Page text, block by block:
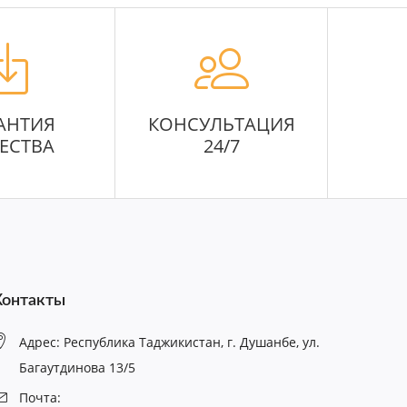
КОНСУЛЬТАЦИЯ
24/7
Адрес: Республика Таджикистан, г. Душанбе, ул.
Багаутдинова 13/5
Почта: